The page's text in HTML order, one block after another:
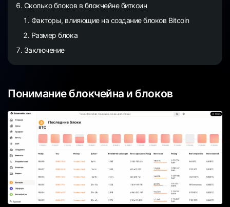
Сколько блоков в блокчейне биткоин
Факторы, влияющие на создание блоков Bitcoin
Размер блока
Заключение
Понимание блокчейна и блоков